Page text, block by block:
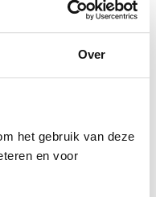
Over
het gebruik van deze
en voor